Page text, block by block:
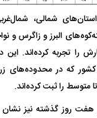
شمالی،
البرز و زاگرس و
را تجربه کرده‌اند.
که در محدوده‌های
متوسط را ثبت کرده‌اند.
هفت روز گذشته نیز